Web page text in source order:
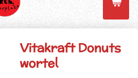
Vitakraft Donuts
wortel